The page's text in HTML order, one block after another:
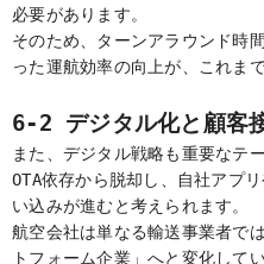
必要があります。
そのため、ターンアラウンド時
った運航効率の向上が、これま
6-2 デジタル化と顧客
また、デジタル戦略も重要なテー
OTA依存から脱却し、自社アプ
い込みが進むと考えられます。
航空会社は単なる輸送事業者で
トフォーム企業」へと変化してい